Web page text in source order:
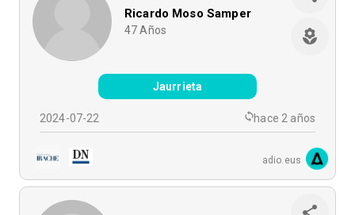
Ricardo Moso Samper
47 Años
Jaurrieta
2024-07-22 hace 2 años
adio.eus